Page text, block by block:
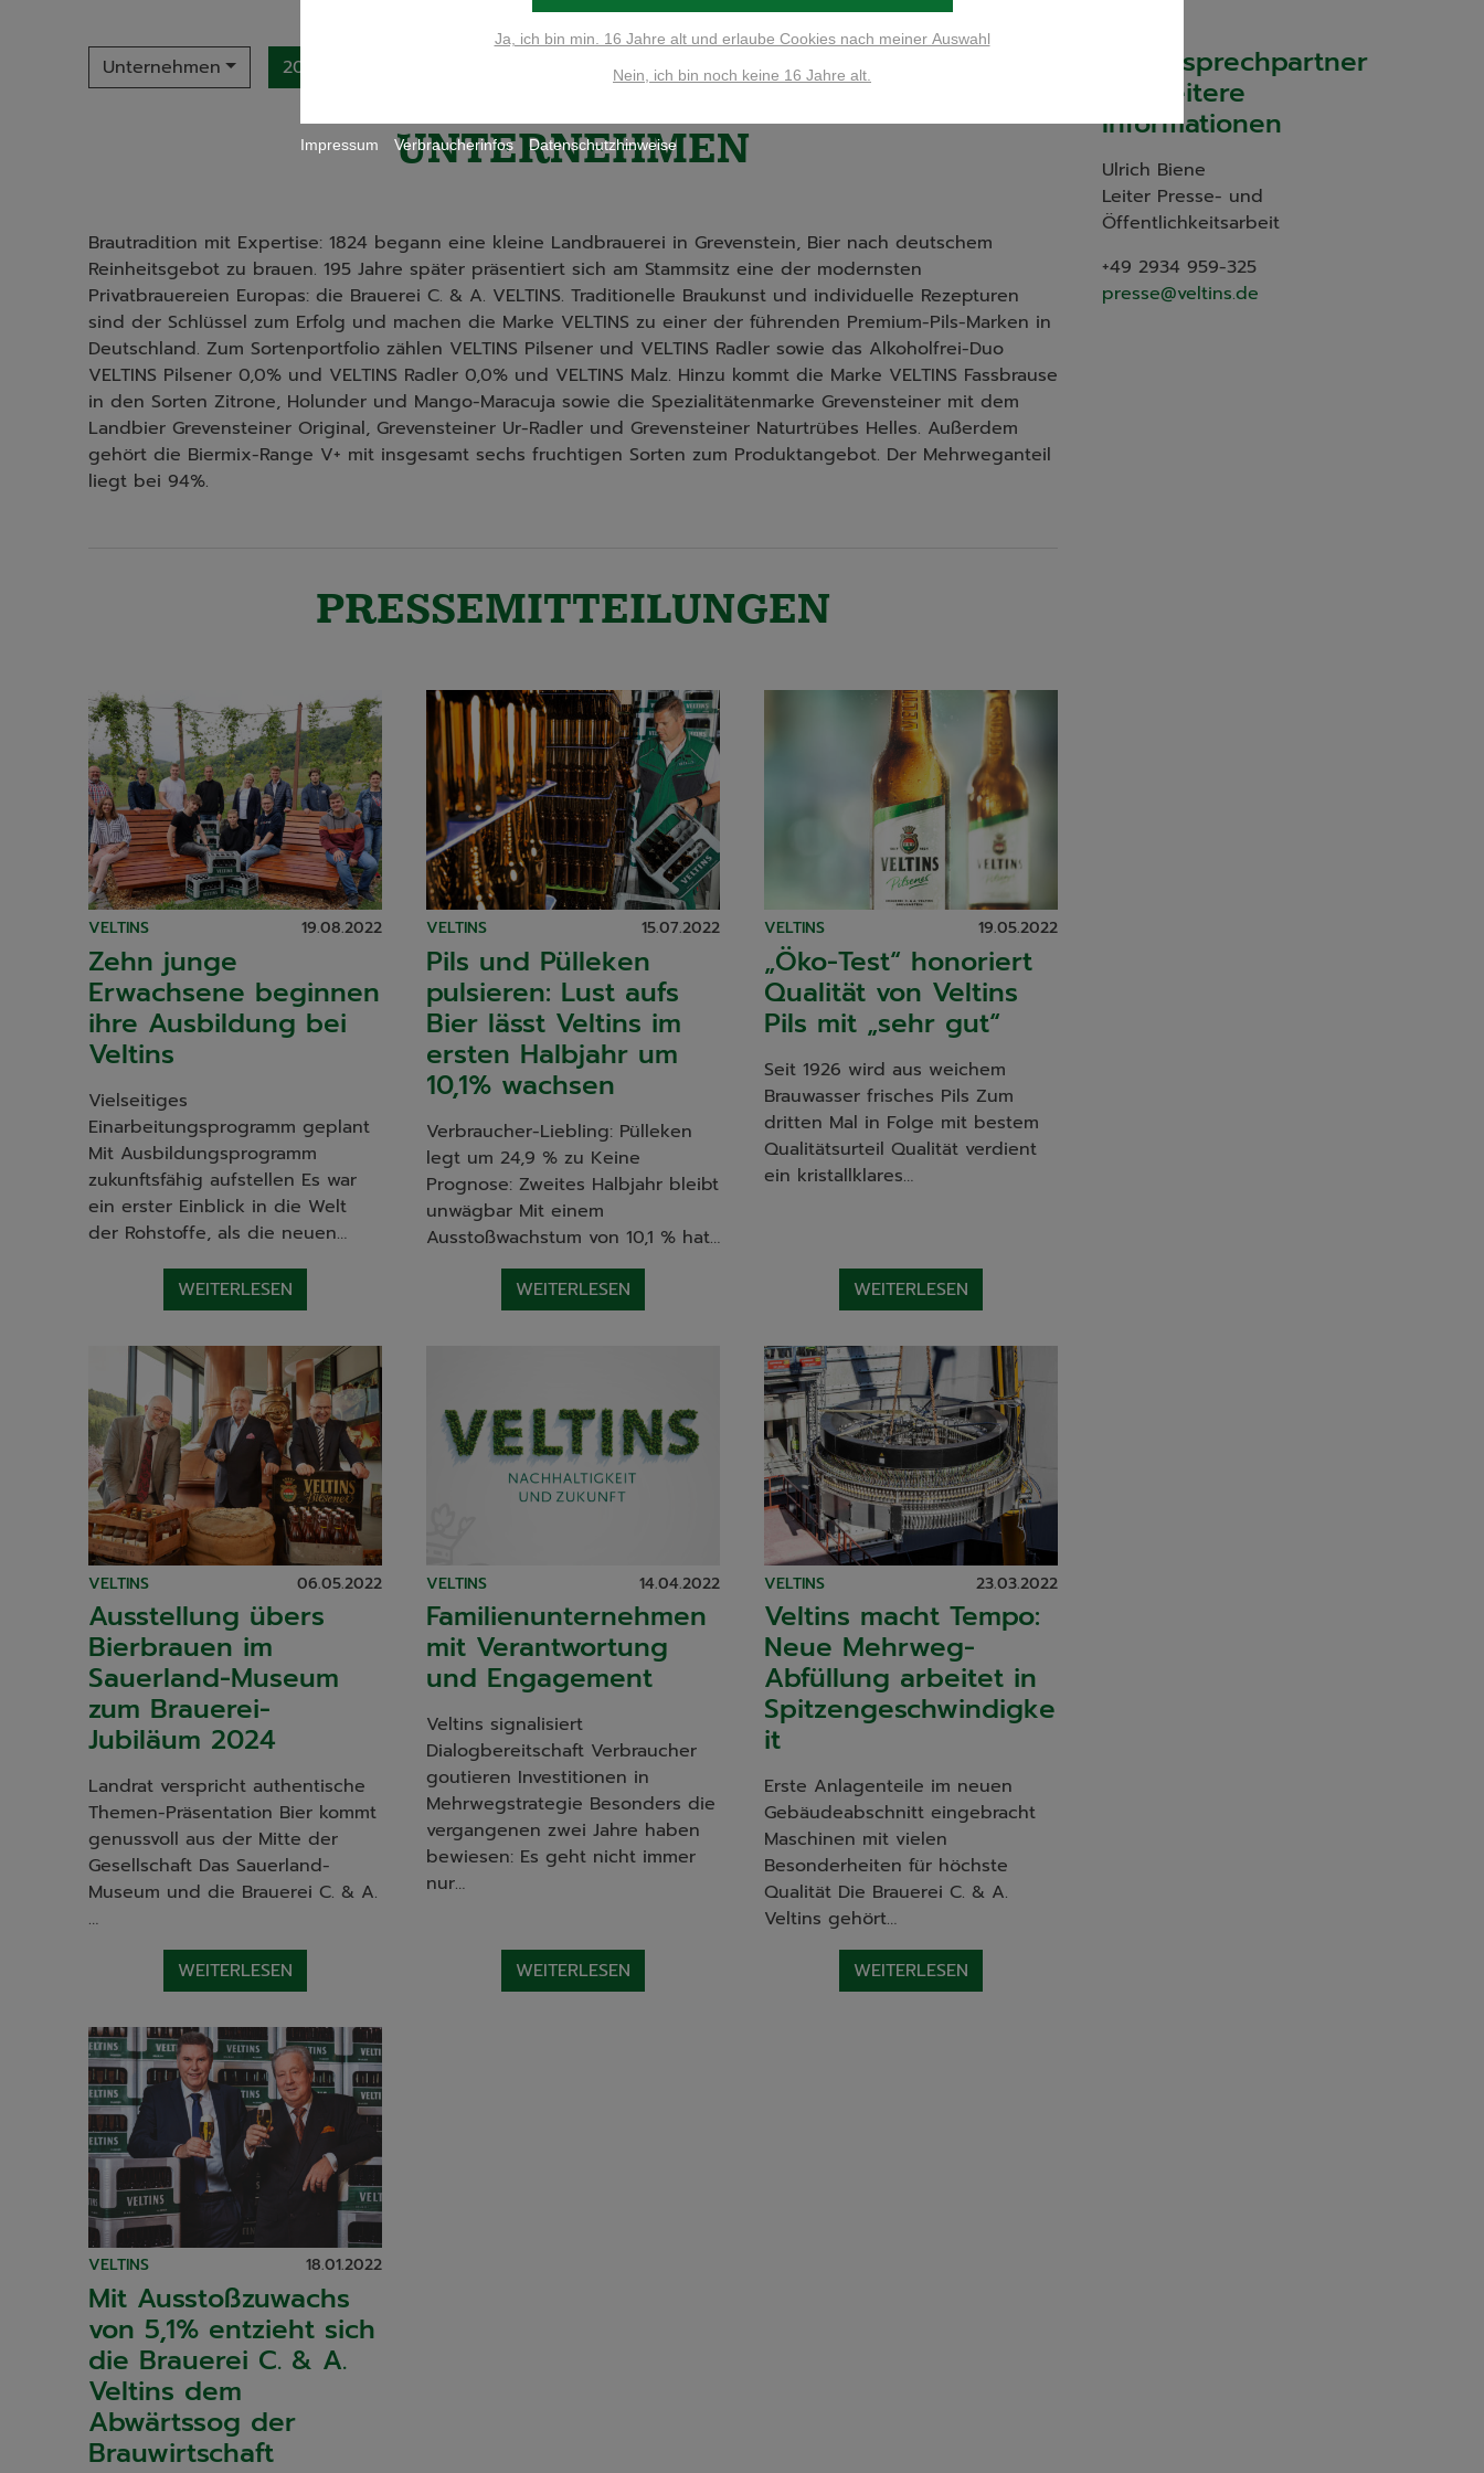
Unternehmen 2022 9 Einträge pro Seite
UNTERNEHMEN
Brautradition mit Expertise: 1824 begann eine kleine Landbrauerei in Grevenstein, Bier nach deutschem
Reinheitsgebot zu brauen. 195 Jahre später präsentiert sich am Stammsitz eine der modernsten
Privatbrauereien Europas: die Brauerei C. & A. VELTINS. Traditionelle Braukunst und individuelle Rezepturen
sind der Schlüssel zum Erfolg und machen die Marke VELTINS zu einer der führenden Premium-Pils-Marken in
Deutschland. Zum Sortenportfolio zählen VELTINS Pilsener und VELTINS Radler sowie das Alkoholfrei-Duo
VELTINS Pilsener 0,0% und VELTINS Radler 0,0% und VELTINS Malz. Hinzu kommt die Marke VELTINS Fassbrause
in den Sorten Zitrone, Holunder und Mango-Maracuja sowie die Spezialitätenmarke Grevensteiner mit dem
Landbier Grevensteiner Original, Grevensteiner Ur-Radler und Grevensteiner Naturtrübes Helles. Außerdem
gehört die Biermix-Range V+ mit insgesamt sechs fruchtigen Sorten zum Produktangebot. Der Mehrweganteil
liegt bei 94%.
PRESSEMITTEILUNGEN
VELTINS 19.08.2022
Zehn junge
Erwachsene beginnen
ihre Ausbildung bei
Veltins
Vielseitiges
Einarbeitungsprogramm geplant
Mit Ausbildungsprogramm
zukunftsfähig aufstellen Es war
ein erster Einblick in die Welt
der Rohstoffe, als die neuen…
WEITERLESEN
VELTINS 15.07.2022
Pils und Pülleken
pulsieren: Lust aufs
Bier lässt Veltins im
ersten Halbjahr um
10,1% wachsen
Verbraucher-Liebling: Pülleken
legt um 24,9 % zu Keine
Prognose: Zweites Halbjahr bleibt
unwägbar Mit einem
Ausstoßwachstum von 10,1 % hat…
WEITERLESEN
VELTINS 19.05.2022
„Öko-Test“ honoriert
Qualität von Veltins
Pils mit „sehr gut“
Seit 1926 wird aus weichem
Brauwasser frisches Pils Zum
dritten Mal in Folge mit bestem
Qualitätsurteil Qualität verdient
ein kristallklares…
WEITERLESEN
VELTINS 06.05.2022
Ausstellung übers
Bierbrauen im
Sauerland-Museum
zum Brauerei-
Jubiläum 2024
Landrat verspricht authentische
Themen-Präsentation Bier kommt
genussvoll aus der Mitte der
Gesellschaft Das Sauerland-
Museum und die Brauerei C. & A.
…
WEITERLESEN
VELTINS 14.04.2022
Familienunternehmen
mit Verantwortung
und Engagement
Veltins signalisiert
Dialogbereitschaft Verbraucher
goutieren Investitionen in
Mehrwegstrategie Besonders die
vergangenen zwei Jahre haben
bewiesen: Es geht nicht immer
nur…
WEITERLESEN
VELTINS 23.03.2022
Veltins macht Tempo:
Neue Mehrweg-
Abfüllung arbeitet in
Spitzengeschwindigke
it
Erste Anlagenteile im neuen
Gebäudeabschnitt eingebracht
Maschinen mit vielen
Besonderheiten für höchste
Qualität Die Brauerei C. & A.
Veltins gehört…
WEITERLESEN
VELTINS 18.01.2022
Mit Ausstoßzuwachs
von 5,1% entzieht sich
die Brauerei C. & A.
Veltins dem
Abwärtssog der
Brauwirtschaft
Ihr Ansprechpartner
für weitere
Informationen
Ulrich Biene
Leiter Presse- und
Öffentlichkeitsarbeit
+49 2934 959-325
presse@veltins.de
Ja, ich bin min. 16 Jahre alt und erlaube Cookies nach meiner Auswahl
Nein, ich bin noch keine 16 Jahre alt.
Impressum Verbraucherinfos Datenschutzhinweise